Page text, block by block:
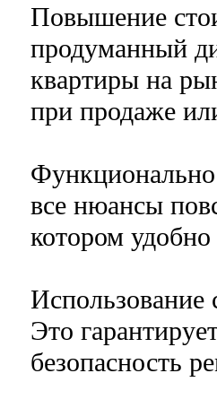
Повышение
продуманный
квартиры на
при продаже
все нюансы
котором
Использование
Это
безопасность